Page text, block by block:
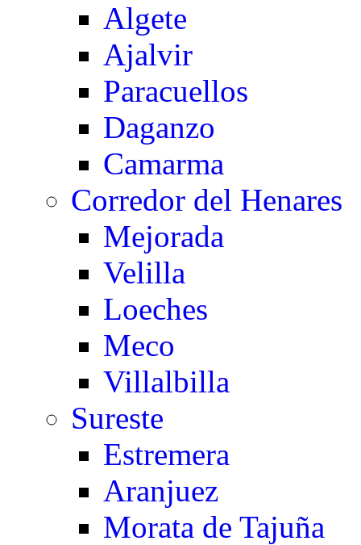
Algete
Ajalvir
Paracuellos
Daganzo
Camarma
Corredor del Henares
Mejorada
Velilla
Loeches
Meco
Villalbilla
Sureste
Estremera
Aranjuez
Morata de Tajuña